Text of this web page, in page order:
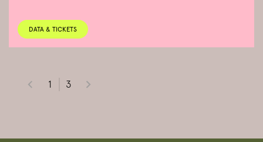
DATA & TICKETS
1 3